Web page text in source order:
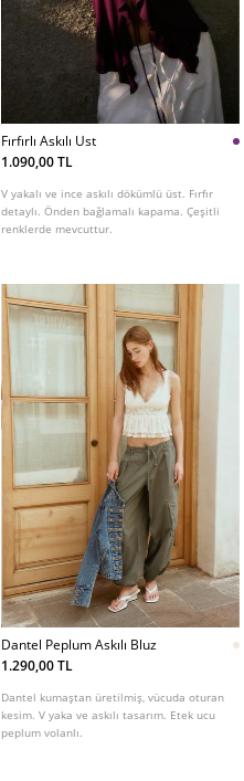
Fırfırlı Askılı Ust
1.090,00 TL
V yakalı ve ince askılı dökümlü üst. Fırfır
detaylı. Önden bağlamalı kapama. Çeşitli
renklerde mevcuttur.
Dantel Peplum Askılı Bluz
1.290,00 TL
Dantel kumaştan üretilmiş, vücuda oturan
kesim. V yaka ve askılı tasarım. Etek ucu
peplum volanlı.